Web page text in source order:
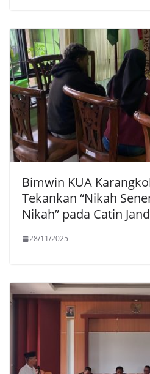
Bimwin KUA
Tekankan “Nikah
Nikah” pada Catin
28/11/2025